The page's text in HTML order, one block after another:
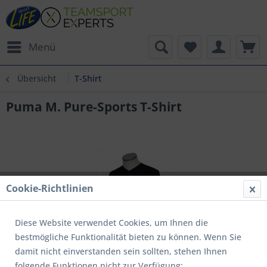
Menü
Übersicht T-Shirt
Puma M. Pure-Sports T-Shirt
Cookie-Richtlinien
Diese Website verwendet Cookies, um Ihnen die
bestmögliche Funktionalität bieten zu können. Wenn Sie
damit nicht einverstanden sein sollten, stehen Ihnen